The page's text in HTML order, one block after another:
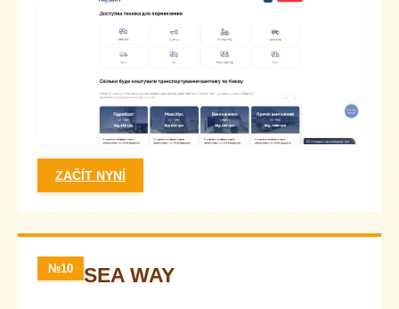
ZAČÍT NYNÍ
№10 SEA WAY